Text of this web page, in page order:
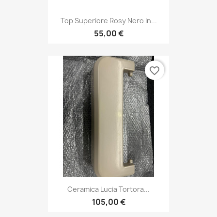
Top Superiore Rosy Nero In...
55,00 €
Ceramica Lucia Tortora...
105,00 €
favorite_border